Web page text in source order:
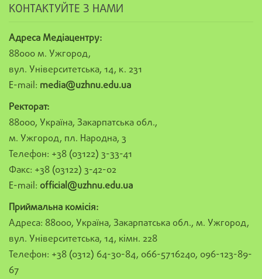
КОНТАКТУЙТЕ З НАМИ
Адреса Медіацентру:
88000 м. Ужгород,
вул. Університетська, 14, к. 231
E-mail: media@uzhnu.edu.ua
Ректорат:
88000, Україна, Закарпатська обл.,
м. Ужгород, пл. Народна, 3
Телефон: +38 (03122) 3-33-41
Факс: +38 (03122) 3-42-02
E-mail: official@uzhnu.edu.ua
Приймальна комісія:
Адреса: 88000, Україна, Закарпатська обл., м. Ужгород,
вул. Університетська, 14, кімн. 228
Телефон: +38 (0312) 64-30-84, 066-5716240, 096-123-89-
67